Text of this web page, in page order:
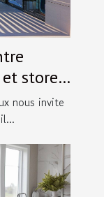
stores
nous invite